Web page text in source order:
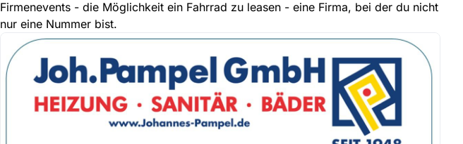
Firmenevents - die Möglichkeit ein Fahrrad zu leasen - eine Firma, bei der du nicht
nur eine Nummer bist.